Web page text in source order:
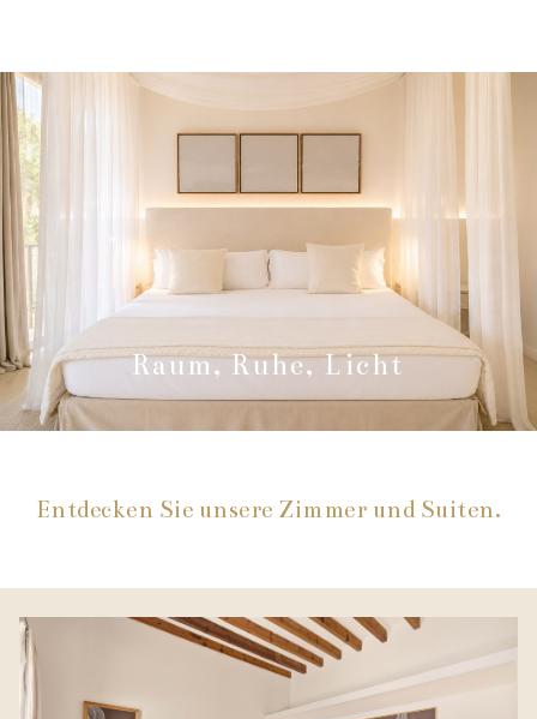
Raum, Ruhe, Licht
Entdecken Sie unsere Zimmer und Suiten.